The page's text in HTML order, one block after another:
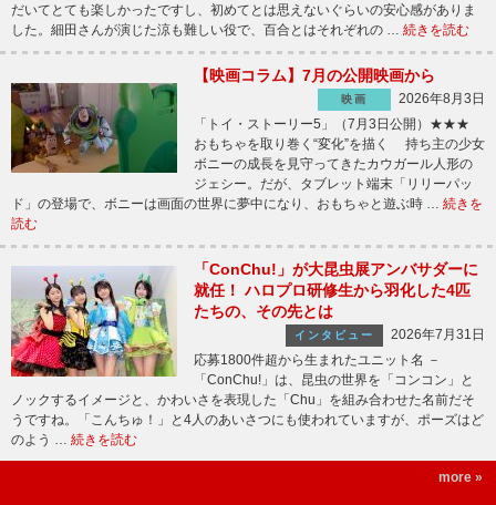
だいてとても楽しかったですし、初めてとは思えないぐらいの安心感がありま
した。細田さんが演じた涼も難しい役で、百合とはそれぞれの … 続きを読む
【映画コラム】7月の公開映画から
映画
2026年8月3日
「トイ・ストーリー5」（7月3日公開）★★★
おもちゃを取り巻く“変化”を描く 持ち主の少女
ボニーの成長を見守ってきたカウガール人形の
ジェシー。だが、タブレット端末「リリーパッ
ド」の登場で、ボニーは画面の世界に夢中になり、おもちゃと遊ぶ時 … 続きを
読む
「ConChu!」が大昆虫展アンバサダーに
就任！ ハロプロ研修生から羽化した4匹
たちの、その先とは
インタビュー
2026年7月31日
応募1800件超から生まれたユニット名 －
「ConChu!」は、昆虫の世界を「コンコン」と
ノックするイメージと、かわいさを表現した「Chu」を組み合わせた名前だそ
うですね。「こんちゅ！」と4人のあいさつにも使われていますが、ポーズはど
のよう … 続きを読む
more »